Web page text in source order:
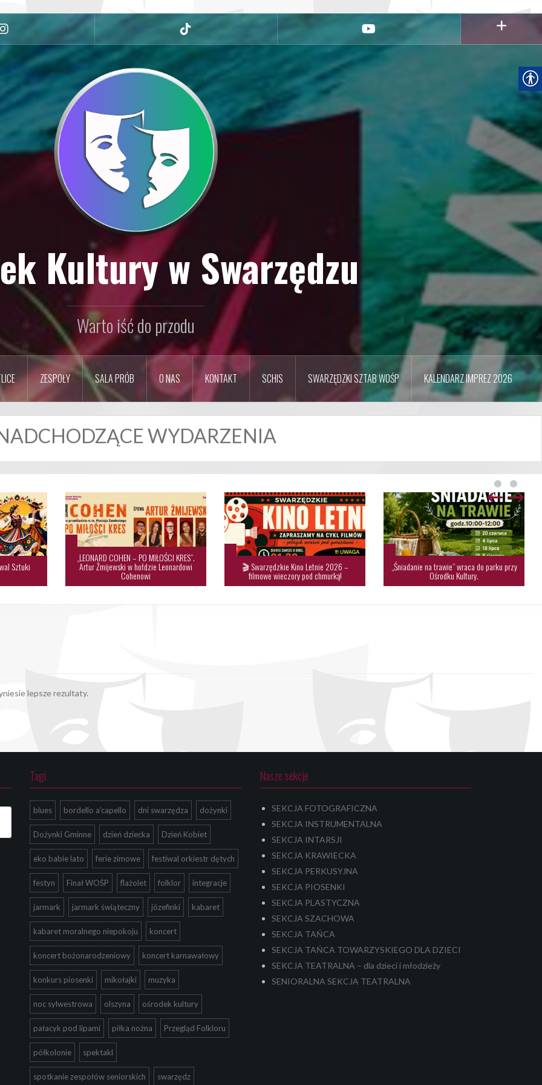
tiktok
Kultury w Swarzędzu
Warto iść do przodu
ZESPOŁY SALA PRÓB O NAS KONTAKT SCHIS SWARZĘDZKI SZTAB WOŚP KALENDARZ IMPREZ 2026
WYDARZENIA
Sztuki
„LEONARD COHEN – PO MIŁOŚCI KRES”.
Artur Żmijewski w hołdzie Leonardowi
Cohenowi
🎬 Swarzędzkie Kino Letnie 2026 –
filmowe wieczory pod chmurką!
„Śniadanie na trawie” wraca do parku przy
Ośrodku Kultury.
lepsze rezultaty.
Tagi
blues bordello a'capello dni swarzędza dożynki
Dożynki Gminne dzień dziecka Dzień Kobiet
eko babie lato ferie zimowe festiwal orkiestr dętych
festyn Finał WOŚP flażolet folklor integracje
jarmark jarmark świąteczny józefinki kabaret
kabaret moralnego niepokoju koncert
koncert bożonarodzeniowy koncert karnawałowy
konkurs piosenki mikołajki muzyka
noc sylwestrowa olszyna ośrodek kultury
pałacyk pod lipami piłka nożna Przegląd Folkloru
półkolonie spektakl
spotkanie zespołów seniorskich swarzędz
Nasze sekcje
SEKCJA FOTOGRAFICZNA
SEKCJA INSTRUMENTALNA
SEKCJA INTARSJI
SEKCJA KRAWIECKA
SEKCJA PERKUSYJNA
SEKCJA PIOSENKI
SEKCJA PLASTYCZNA
SEKCJA SZACHOWA
SEKCJA TAŃCA
SEKCJA TAŃCA TOWARZYSKIEGO DLA DZIECI
SEKCJA TEATRALNA – dla dzieci i młodzieży
SENIORALNA SEKCJA TEATRALNA